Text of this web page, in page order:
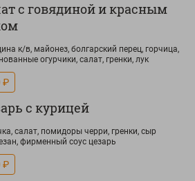
с говядиной и красным
к/в, майонез, болгарский перец, горчица,
огурчики, салат, гренки, лук
₽
с курицей
салат, помидоры черри, гренки, сыр
фирменный соус цезарь
₽